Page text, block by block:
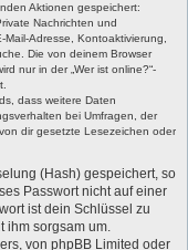
Aktionen gespeichert:
Nachrichten und
Adresse, Kontoaktivierung,
Die von deinem Browser
nur in der „Wer ist online?“-
dass weitere Daten
bei Umfragen, der
dir gesetzte Lesezeichen oder
(Hash) gespeichert, so
Passwort nicht auf einer
ist dein Schlüssel zu
ihm sorgsam um.
von phpBB Limited oder